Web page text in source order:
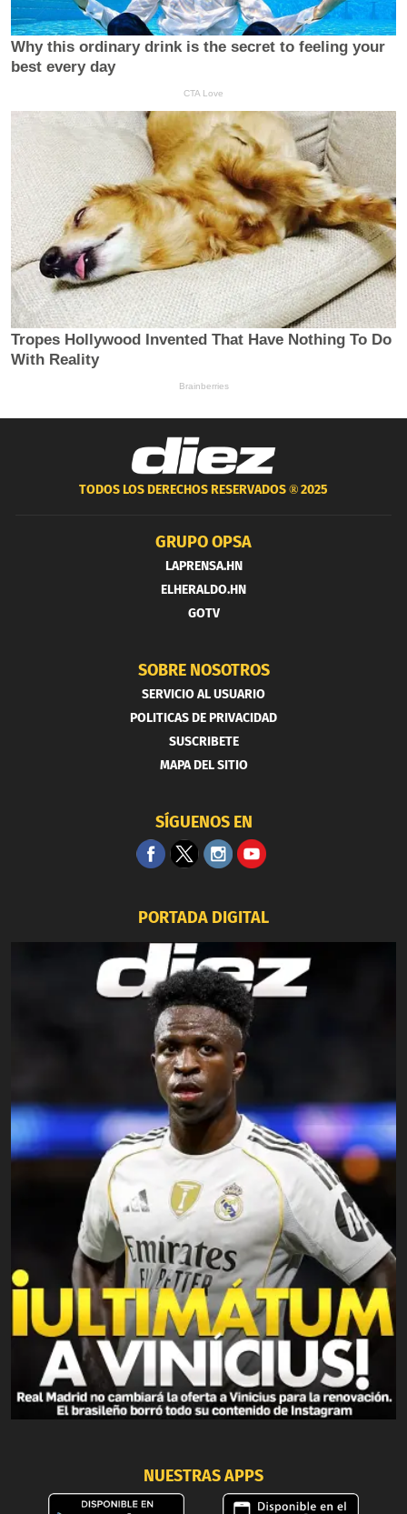
TODOS LOS DERECHOS RESERVADOS ®2025
GRUPO OPSA
LAPRENSA.HN
ELHERALDO.HN
GOTV
SOBRE NOSOTROS
SERVICIO AL USUARIO
POLITICAS DE PRIVACIDAD
SUSCRIBETE
MAPA DEL SITIO
SÍGUENOS EN
PORTADA DIGITAL
NUESTRAS APPS